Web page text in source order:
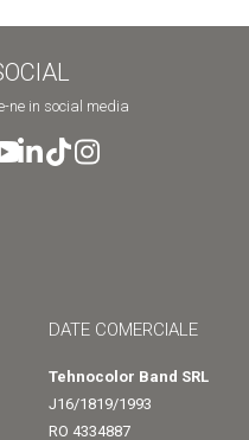
ne in social media
DATE COMERCIALE
Tehnocolor Band SRL
J16/1819/1993
RO 4334887